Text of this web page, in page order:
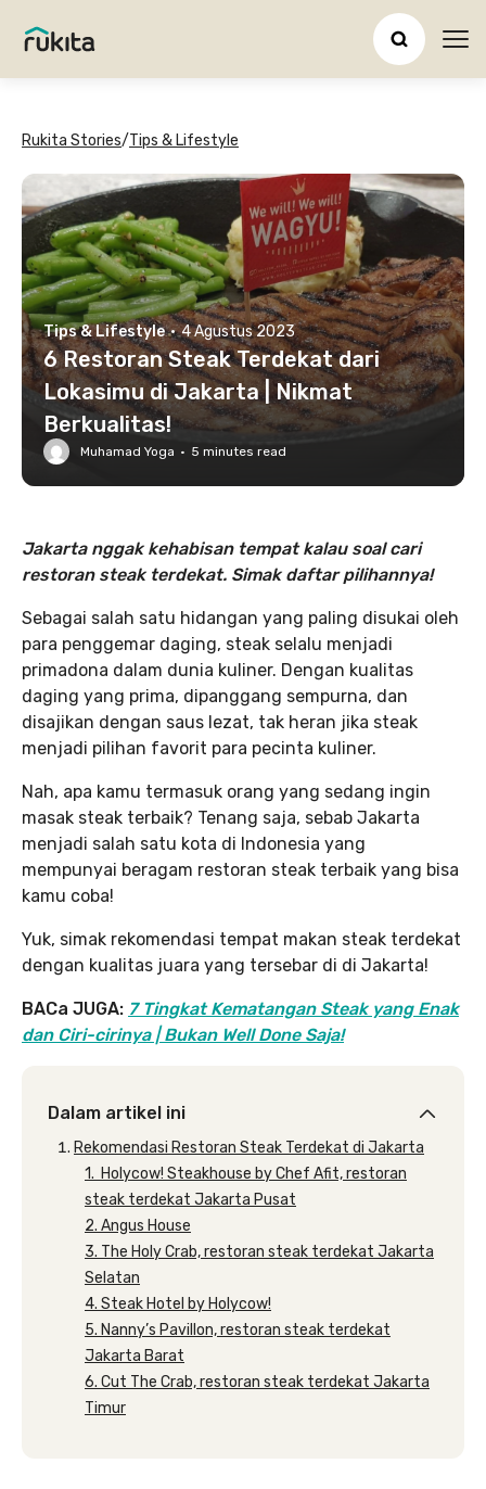
Rukita Stories/Tips & Lifestyle
Tips & Lifestyle · 4 Agustus 2023
6 Restoran Steak Terdekat dari
Lokasimu di Jakarta | Nikmat
Berkualitas!
Muhamad Yoga · 5 minutes read
Jakarta nggak kehabisan tempat kalau soal cari
restoran steak terdekat. Simak daftar pilihannya!
Sebagai salah satu hidangan yang paling disukai oleh
para penggemar daging, steak selalu menjadi
primadona dalam dunia kuliner. Dengan kualitas
daging yang prima, dipanggang sempurna, dan
disajikan dengan saus lezat, tak heran jika steak
menjadi pilihan favorit para pecinta kuliner.
Nah, apa kamu termasuk orang yang sedang ingin
masak steak terbaik? Tenang saja, sebab Jakarta
menjadi salah satu kota di Indonesia yang
mempunyai beragam restoran steak terbaik yang bisa
kamu coba!
Yuk, simak rekomendasi tempat makan steak terdekat
dengan kualitas juara yang tersebar di di Jakarta!
BACa JUGA: 7 Tingkat Kematangan Steak yang Enak
dan Ciri-cirinya | Bukan Well Done Saja!
Dalam artikel ini
Rekomendasi Restoran Steak Terdekat di Jakarta
1. Holycow! Steakhouse by Chef Afit, restoran
steak terdekat Jakarta Pusat
2. Angus House
3. The Holy Crab, restoran steak terdekat Jakarta
Selatan
4. Steak Hotel by Holycow!
5. Nanny’s Pavillon, restoran steak terdekat
Jakarta Barat
6. Cut The Crab, restoran steak terdekat Jakarta
Timur